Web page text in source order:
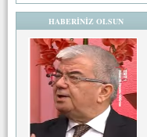
HABERİNİZ OLSUN